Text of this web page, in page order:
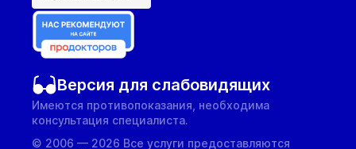
Версия для слабовидящих
Имеются противопоказания, необходима
консультация специалиста.
© 2006 — 2026 Все услуги предоставляются